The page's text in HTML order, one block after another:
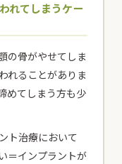
れてしまうケー
の骨がやせてしま
れることがありま
めてしまう方も少
ト治療において
＝インプラントが